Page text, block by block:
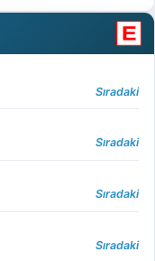
Sıradaki
Sıradaki
Sıradaki
Sıradaki